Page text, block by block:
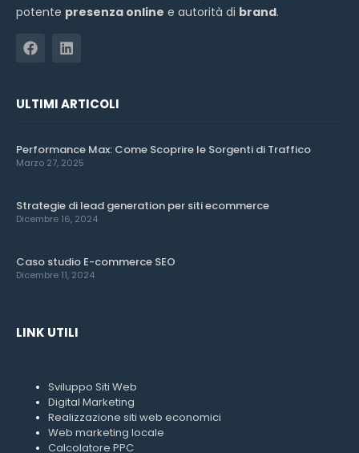
potente presenza online e autorità di brand.
ULTIMI ARTICOLI
Performance Max: Come Scoprire le Sorgenti di Traffico
Marzo 27, 2025
Strategie di lead generation per siti ecommerce
Dicembre 16, 2024
Caso studio E-commerce SEO
Dicembre 11, 2024
LINK UTILI
Sviluppo Siti Web
Digital Marketing
Realizzazione siti web economici
Web marketing locale
Calcolatore PPC